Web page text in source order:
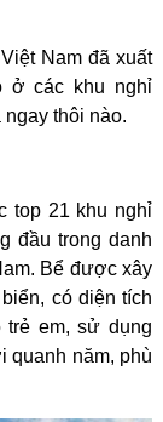
Nam đã xuất
ở các khu nghỉ
thôi nào.
top 21 khu nghỉ
đầu trong danh
Bể được xây
có diện tích
trẻ em, sử dụng
quanh năm, phù